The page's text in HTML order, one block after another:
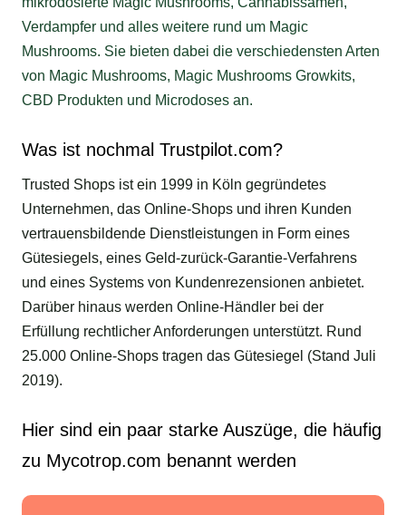
Was ist nochmal Trustpilot.com?
Trusted Shops ist ein 1999 in Köln gegründetes
Unternehmen, das Online-Shops und ihren Kunden
vertrauensbildende Dienstleistungen in Form eines
Gütesiegels, eines Geld-zurück-Garantie-Verfahrens
und eines Systems von Kundenrezensionen anbietet.
Darüber hinaus werden Online-Händler bei der
Erfüllung rechtlicher Anforderungen unterstützt. Rund
25.000 Online-Shops tragen das Gütesiegel (Stand Juli
2019).
Hier sind ein paar starke Auszüge, die häufig
zu Mycotrop.com benannt werden